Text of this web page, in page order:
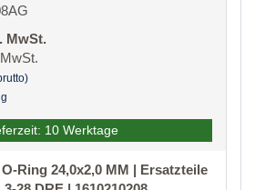
MwSt.
10 Werktage
Ring 24,0x2,0 MM | Ersatzteile